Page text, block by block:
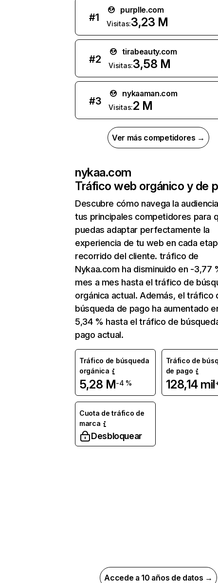
#1
purplle.com
Visitas:3,23 M
#2
tirabeauty.com
Visitas:3,58 M
#3
nykaaman.com
Visitas:2 M
Ver más competidores →
nykaa.com
Tráfico web orgánico y de
Descubre cómo navega la
tus principales competidores para
puedas adaptar perfectamente la
experiencia de tu web en cada
recorrido del cliente. tráfico de
Nykaa.com ha disminuido en -3,77
mes a mes hasta el tráfico de
orgánica actual. Además, el tráfico
búsqueda de pago ha aumentado
5,34 % hasta el tráfico de
pago actual.
Tráfico de búsqueda
orgánica
5,28 M-4 %
Tráfico de
de pago
128,14 mil
Cuota de tráfico de
marca
Desbloquear
Accede a 10 años de datos →